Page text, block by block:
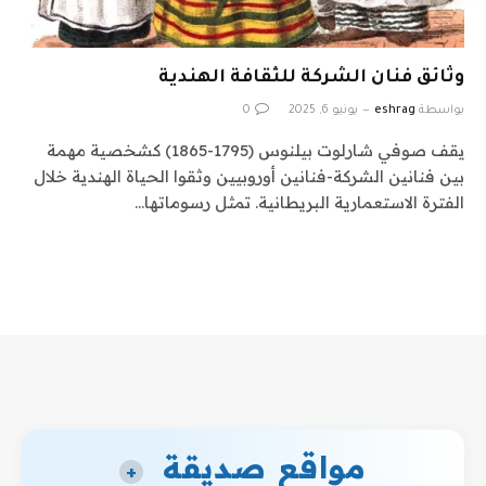
وثائق فنان الشركة للثقافة الهندية
بواسطة eshrag يونيو 6, 2025 0
يقف صوفي شارلوت بيلنوس (1795-1865) كشخصية مهمة
بين فنانين الشركة-فنانين أوروبيين وثقوا الحياة الهندية خلال
الفترة الاستعمارية البريطانية. تمثل رسوماتها…
مواقع صديقة +